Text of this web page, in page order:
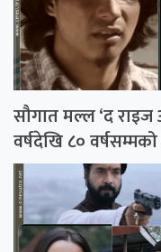
सौगात मल्ल ‘द राइज
वर्षदेखि ८०